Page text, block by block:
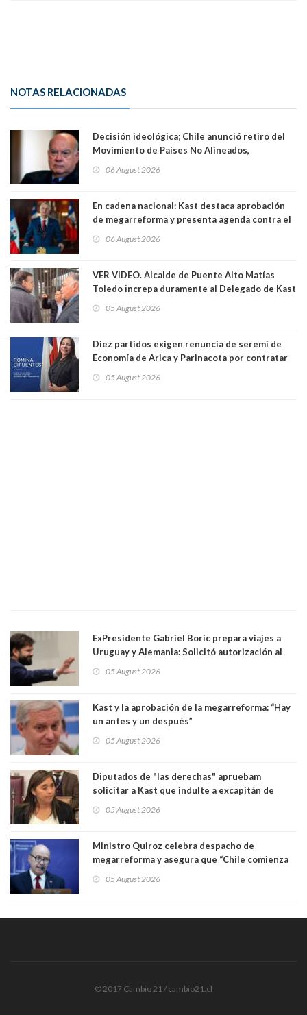
NOTAS RELACIONADAS
Decisión ideológica; Chile anunció retiro del
Movimiento de Países No Alineados,
1971. Excanciller Insulza lamentó decisión
06 August 2026
En cadena nacional: Kast destaca aprobación
de megarreforma y presenta agenda contra el
06 August 2026
VER VIDEO. Alcalde de Puente Alto Matías
Toledo increpa duramente al Delegado de Kast
delegado nuevamente arrancando"
05 August 2026
Diez partidos exigen renuncia de seremi de
Economía de Arica y Parinacota por contratar
una militante de RN, detenida con 47 kilos de
05 August 2026
ExPresidente Gabriel Boric prepara viajes a
Uruguay y Alemania: Solicitó autorización al
05 August 2026
Kast y la aprobación de la megarreforma: “Hay
un antes y un después”
05 August 2026
Diputados de "las derechas" apruebam
solicitar a Kast que indulte a excapitán de
senadora Fabiola Campillai
05 August 2026
Ministro Quiroz celebra despacho de
megarreforma y asegura que “Chile comienza
05 August 2026
© 2017 Cambio 21 / cambio21.cl